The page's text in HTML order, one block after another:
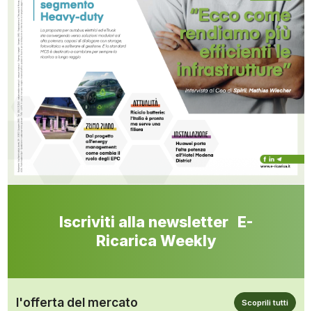
Iscriviti alla newsletter E-
Ricarica Weekly
l'offerta del mercato Scoprili tutti